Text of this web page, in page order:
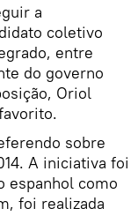
a
coletivo
entre
do governo
Oriol
sobre
A iniciativa foi
espanhol como
foi realizada